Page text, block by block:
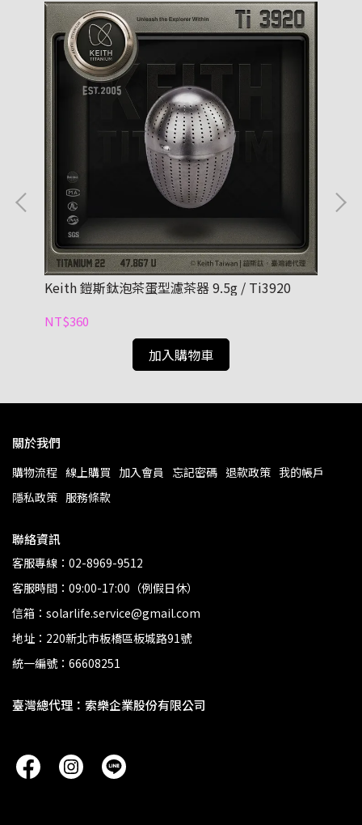
Keith 鎧斯鈦泡茶蛋型濾茶器 9.5g / Ti3920
NT$360
加入購物車
關於我們
購物流程 線上購買 加入會員 忘記密碼 退款政策 我的帳戶
隱私政策 服務條款
聯絡資訊
客服專線：02-8969-9512
客服時間：09:00-17:00（例假日休）
信箱：solarlife.service@gmail.com
地址：220新北市板橋區板城路91號
統一編號：66608251
臺灣總代理：索樂企業股份有限公司